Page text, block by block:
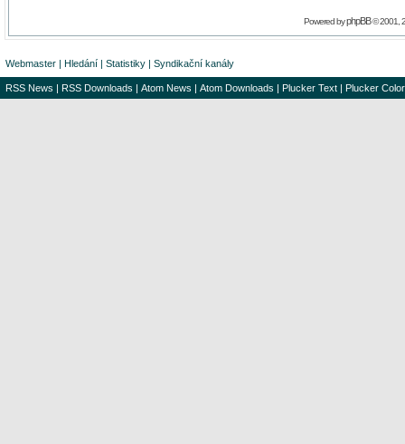
Powered byphpBB© 2001,
Webmaster | Hledání | Statistiky | Syndikační kanály
RSS News | RSS Downloads | Atom News | Atom Downloads | Plucker Text | Plucker Color